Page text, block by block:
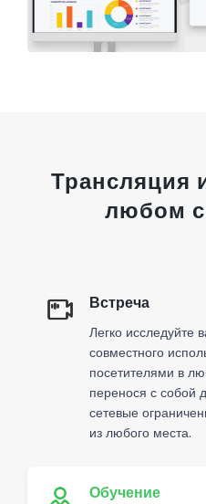
Трансляция
любом
Встреча
Легко исследуйте
совместного
посетителями в
перенося с собой
сетевые
из любого места.
Обучение